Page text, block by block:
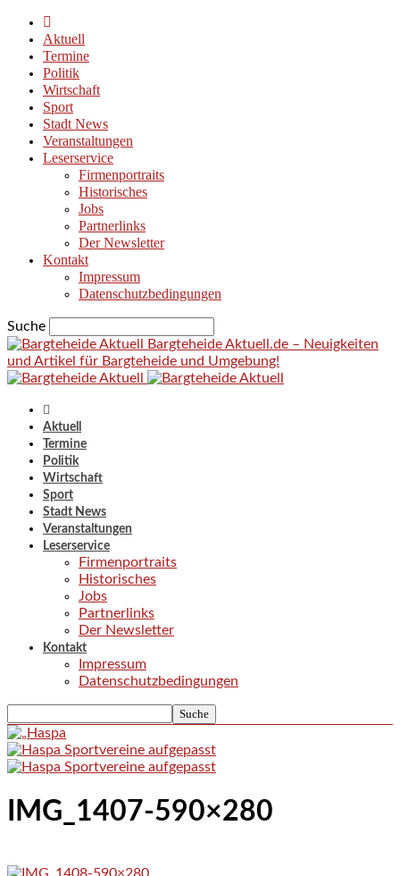
Aktuell
Termine
Politik
Wirtschaft
Sport
Stadt News
Veranstaltungen
Leserservice
Firmenportraits
Historisches
Jobs
Partnerlinks
Der Newsletter
Kontakt
Impressum
Datenschutzbedingungen
Suche
Bargteheide Aktuell.de – Neuigkeiten
und Artikel für Bargteheide und Umgebung!
Aktuell
Termine
Politik
Wirtschaft
Sport
Stadt News
Veranstaltungen
Leserservice
Firmenportraits
Historisches
Jobs
Partnerlinks
Der Newsletter
Kontakt
Impressum
Datenschutzbedingungen
IMG_1407-590×280